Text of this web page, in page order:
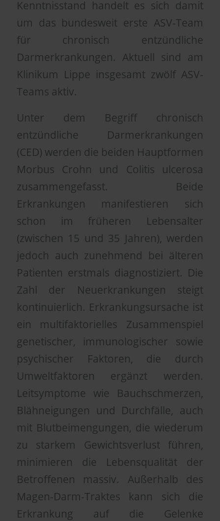
Kenntnisstand handelt es sich damit
um das bundesweit erste ASV-Team
für chronisch entzündliche
Darmerkrankungen. Aktuell sind am
Klinikum Lippe insgesamt zwölf ASV-
Teams aktiv.
Unter dem Begriff chronisch
entzündliche Darmerkrankungen
(CED) werden die beiden Hauptformen
Morbus Crohn und Colitis ulcerosa
zusammengefasst. Beide
Erkrankungen manifestieren sich
schon im früheren Lebensalter
(zwischen 15 und 35 Jahren), werden
jedoch auch zunehmend bei älteren
Patienten erstmals diagnostiziert. Die
Zahl der Neuerkrankungen steigt
kontinuierlich. Erkrankungsursache ist
ein multifaktorielles Zusammenspiel
genetischer, immunologischer sowie
psychischer Faktoren, die durch
Umweltfaktoren ergänzt werden.
Leitsymptome wie Bauchschmerzen,
Blähneigungen und Durchfälle, auch
mit Blutbeimengungen, die wiederum
zu starkem Gewichtsverlust führen,
minimieren die Lebensqualität der
Betroffenen massiv. Außerhalb des
Magen-Darm-Traktes kann sich die
Erkrankung auf die Gelenke